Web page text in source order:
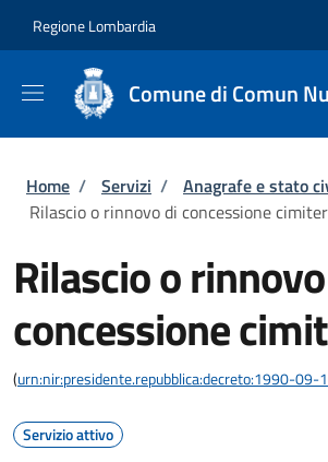
Regione Lombardia
Comune di Comun
Briciole di pane
Home / Servizi / Anagrafe e stato
Rilascio o rinnovo di concessione
Rilascio o
concessione
(urn:nir:presidente.repubblica:decreto:1990-
Servizio attivo